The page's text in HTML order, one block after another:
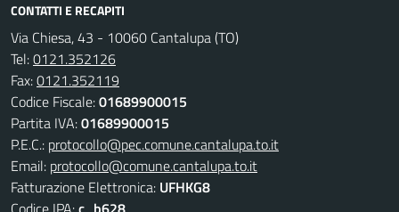
CONTATTI E RECAPITI
Via Chiesa, 43 - 10060 Cantalupa (TO)
Tel:0121.352126
Fax:0121.352119
Codice Fiscale:01689900015
Partita IVA:01689900015
P.E.C.: protocollo@pec.comune.cantalupa.to.it
Email: protocollo@comune.cantalupa.to.it
Fatturazione Elettronica: UFHKG8